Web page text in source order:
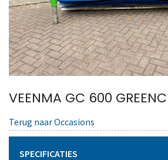
VEENMA GC 600
Terug naar Occasions
SPECIFICATIES